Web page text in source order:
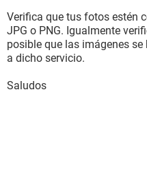
Verifica que tus fotos estén
JPG o PNG. Igualmente
posible que las imágenes
a dicho servicio.
Saludos